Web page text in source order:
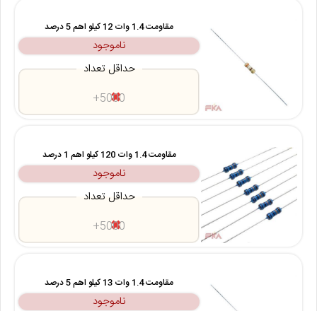
مقاومت 1.4 وات 12 کیلو اهم 5 درصد
ناموجود
حداقل تعداد
5000+
مقاومت 1.4 وات 120 کیلو اهم 1 درصد
ناموجود
حداقل تعداد
5000+
مقاومت 1.4 وات 13 کیلو اهم 5 درصد
ناموجود